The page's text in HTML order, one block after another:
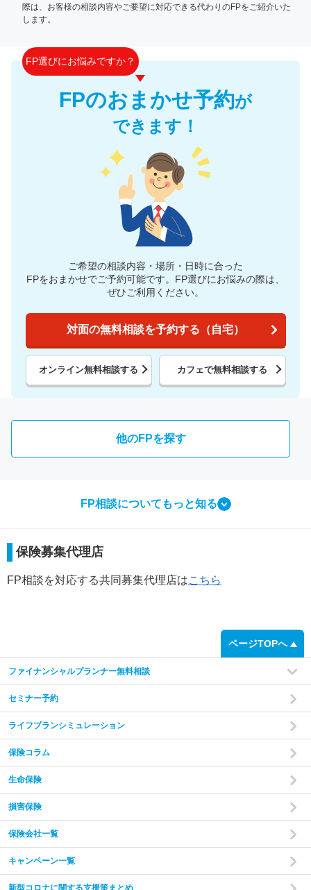
際は、お客様の相談内容やご要望に対応できる代わりのFPをご紹介いた
します。
FP選びにお悩みですか？
FPのおまかせ予約が
できます！
ご希望の相談内容・場所・日時に合った
FPをおまかせでご予約可能です。 FP選びにお悩みの際は、
ぜひご利用ください。
対面の無料相談を予約する（自宅）
オンライン無料相談する カフェで無料相談する
他のFPを探す
FP相談についてもっと知る
相談ってなにをするの？
FP相談で行う3つのこと
あなたやご家族の状況やご希望をお伺いいたします。
の収入・支出・貯蓄の状況から、家計のバランスを把握し
た上で診断を行います。
step
2
保険募集代理店
FP相談を対応する共同募集代理店はこちら
ページTOPへ
ファイナンシャルプランナー無料相談
セミナー予約
ライフプランシミュレーション
保険コラム
生命保険
損害保険
保険会社一覧
キャンペーン一覧
新型コロナに関する支援策まとめ